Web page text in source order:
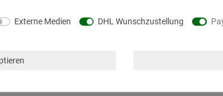
Externe Medien DHL Wunschzustellung